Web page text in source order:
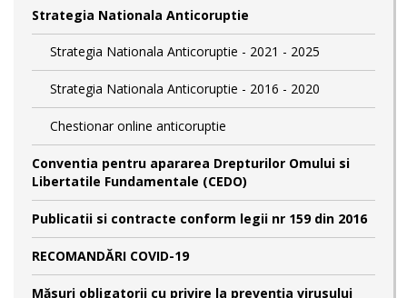
Strategia Nationala Anticoruptie
Strategia Nationala Anticoruptie - 2021 - 2025
Strategia Nationala Anticoruptie - 2016 - 2020
Chestionar online anticoruptie
Conventia pentru apararea Drepturilor Omului si
Libertatile Fundamentale (CEDO)
Publicatii si contracte conform legii nr 159 din 2016
RECOMANDĂRI COVID-19
Măsuri obligatorii cu privire la prevenția virusului